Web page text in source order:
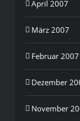
April 2007
März 2007
Februar 2007
Dezember
November